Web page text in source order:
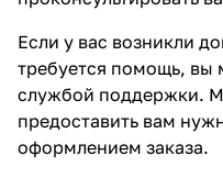
Если у вас возникли
требуется помощь, вы
службой поддержки.
предоставить вам
оформлением заказа.